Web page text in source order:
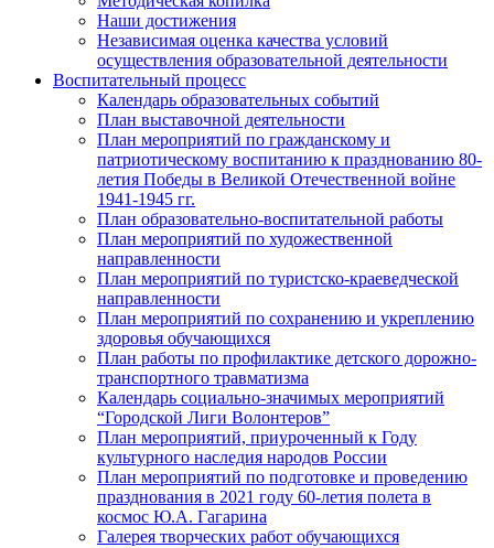
Наши достижения
Независимая оценка качества условий
осуществления образовательной деятельности
Воспитательный процесс
Календарь образовательных событий
План выставочной деятельности
План мероприятий по гражданскому и
патриотическому воспитанию к празднованию 80-
летия Победы в Великой Отечественной войне
1941-1945 гг.
План образовательно-воспитательной работы
План мероприятий по художественной
направленности
План мероприятий по туристско-краеведческой
направленности
План мероприятий по сохранению и укреплению
здоровья обучающихся
План работы по профилактике детского дорожно-
транспортного травматизма
Календарь социально-значимых мероприятий
“Городской Лиги Волонтеров”
План мероприятий, приуроченный к Году
культурного наследия народов России
План мероприятий по подготовке и проведению
празднования в 2021 году 60-летия полета в
космос Ю.А. Гагарина
Галерея творческих работ обучающихся